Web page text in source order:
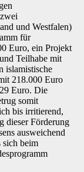
und Westfalen)
für
Euro, ein Projekt
Teilhabe mit
islamistische
218.000 Euro
Euro. Die
somit
bis irritierend,
dieser Förderung
ausweichend
sich beim